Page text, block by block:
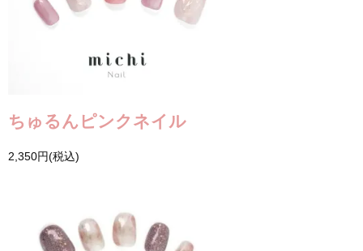
ちゅるんピンクネイル
2,350円(税込)